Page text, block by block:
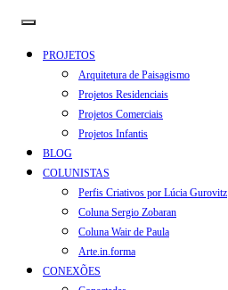
PROJETOS
Arquitetura de Paisagismo
Projetos Residenciais
Projetos Comerciais
Projetos Infantis
BLOG
COLUNISTAS
Perfis Criativos por Lúcia Gurovitz
Coluna Sergio Zobaran
Coluna Wair de Paula
Arte.in.forma
CONEXÕES